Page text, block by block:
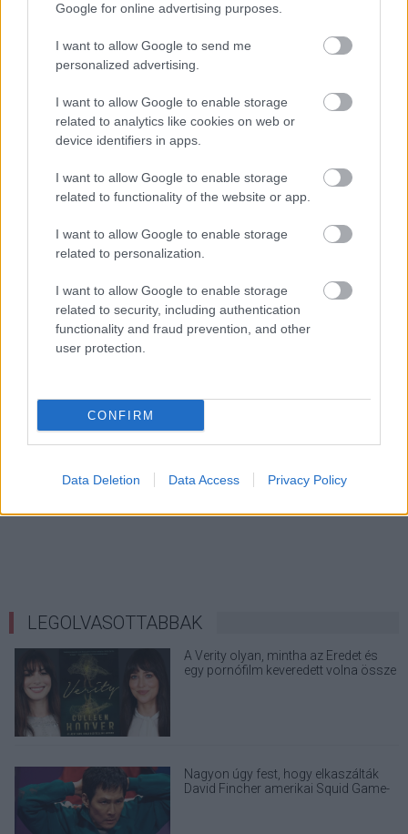
Google for online advertising purposes.
I want to allow Google to send me
personalized advertising.
I want to allow Google to enable storage
related to analytics like cookies on web or
device identifiers in apps.
I want to allow Google to enable storage
related to functionality of the website or app.
I want to allow Google to enable storage
related to personalization.
I want to allow Google to enable storage
related to security, including authentication
functionality and fraud prevention, and other
user protection.
CONFIRM
Data Deletion Data Access Privacy Policy
Megint rengeteg horrorfilmet néztünk - PuliCast
LEGOLVASOTTABBAK
A Verity olyan, mintha az Eredet és
egy pornófilm keveredett volna össze
Nagyon úgy fest, hogy elkaszálták
David Fincher amerikai Squid Game-